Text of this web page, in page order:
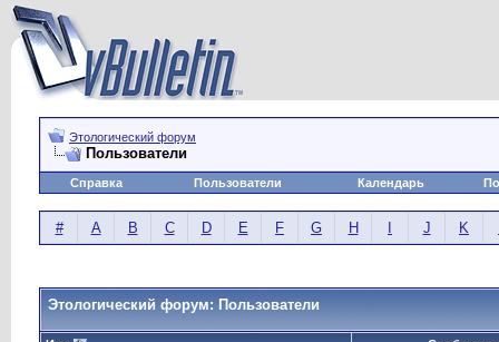
Этологический форум
Пользователи
Справка Пользователи Календарь
# A B C D E F G H J K
Этологический форум: Пользователи